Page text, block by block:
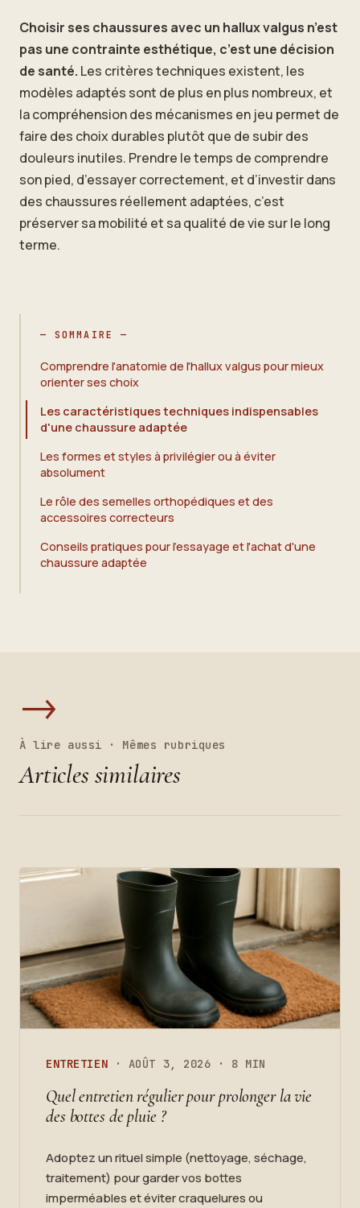
Choisir ses chaussures avec un hallux valgus n’est
pas une contrainte esthétique, c’est une décision
de santé. Les critères techniques existent, les
modèles adaptés sont de plus en plus nombreux, et
la compréhension des mécanismes en jeu permet de
faire des choix durables plutôt que de subir des
douleurs inutiles. Prendre le temps de comprendre
son pied, d’essayer correctement, et d’investir dans
des chaussures réellement adaptées, c’est
préserver sa mobilité et sa qualité de vie sur le long
terme.
— SOMMAIRE —
Comprendre l'anatomie de l'hallux valgus pour mieux
orienter ses choix
Les caractéristiques techniques indispensables
d'une chaussure adaptée
Les formes et styles à privilégier ou à éviter
absolument
Le rôle des semelles orthopédiques et des
accessoires correcteurs
Conseils pratiques pour l'essayage et l'achat d'une
chaussure adaptée
→
À lire aussi · Mêmes rubriques
Articles similaires
ENTRETIEN · AOÛT 3, 2026 · 8 MIN
Quel entretien régulier pour prolonger la vie
des bottes de pluie ?
Adoptez un rituel simple (nettoyage, séchage,
traitement) pour garder vos bottes
imperméables et éviter craquelures ou